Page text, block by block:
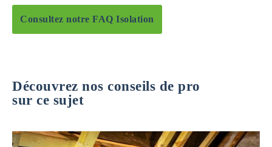
Consultez notre FAQ Isolation
Découvrez nos conseils de pro
sur ce sujet